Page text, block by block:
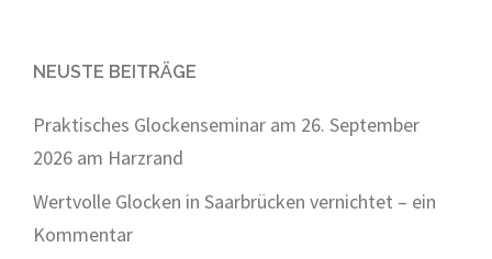
NEUSTE BEITRÄGE
Praktisches Glockenseminar am 26. September
2026 am Harzrand
Wertvolle Glocken in Saarbrücken vernichtet – ein
Kommentar